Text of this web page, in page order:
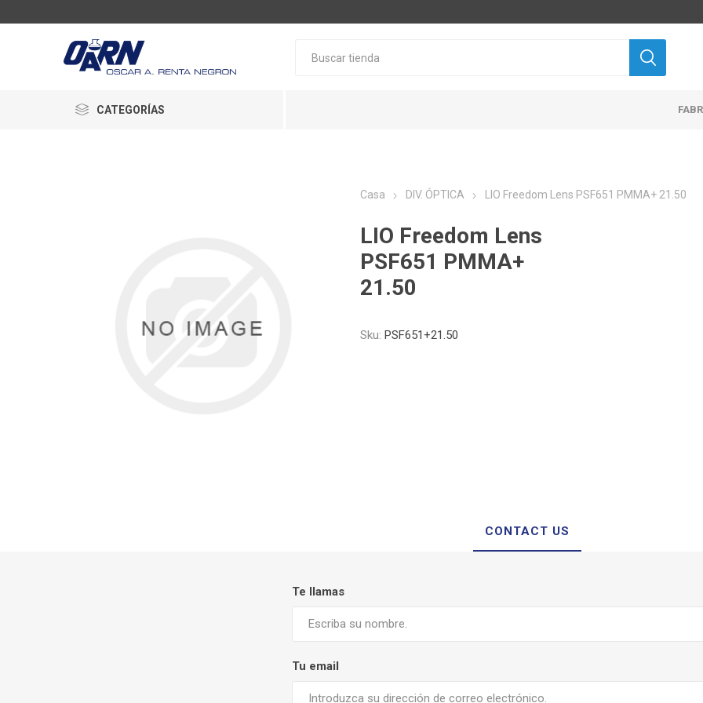
CATEGORÍAS
Casa DIV. ÓPTICA LIO Freedom Lens PSF651 PMMA+ 21.50
LIO Freedom Lens
PSF651 PMMA+
21.50
Sku: PSF651+21.50
CONTACT US
Te llamas
Tu email